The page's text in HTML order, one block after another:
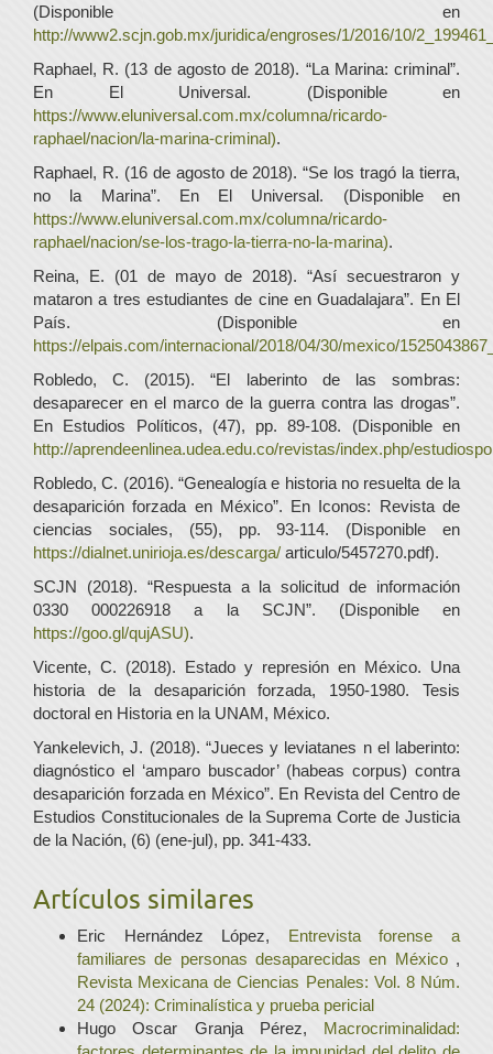
(Disponible en
http://www2.scjn.gob.mx/juridica/engroses/1/2016/10/
Raphael, R. (13 de agosto de 2018). “La Marina: criminal”.
En El Universal. (Disponible en
https://www.eluniversal.com.mx/columna/ricardo-
raphael/nacion/la-marina-criminal).
Raphael, R. (16 de agosto de 2018). “Se los tragó la tierra,
no la Marina”. En El Universal. (Disponible en
https://www.eluniversal.com.mx/columna/ricardo-
raphael/nacion/se-los-trago-la-tierra-no-la-marina).
Reina, E. (01 de mayo de 2018). “Así secuestraron y
mataron a tres estudiantes de cine en Guadalajara”. En El
País. (Disponible en
https://elpais.com/internacional/2018/04/30/mexico/
Robledo, C. (2015). “El laberinto de las sombras:
desaparecer en el marco de la guerra contra las drogas”.
En Estudios Políticos, (47), pp. 89-108. (Disponible en
http://aprendeenlinea.udea.edu.co/revistas/index.php/
Robledo, C. (2016). “Genealogía e historia no resuelta de la
desaparición forzada en México”. En Iconos: Revista de
ciencias sociales, (55), pp. 93-114. (Disponible en
https://dialnet.unirioja.es/descarga/ articulo/5457270.pdf).
SCJN (2018). “Respuesta a la solicitud de información
0330 000226918 a la SCJN”. (Disponible en
https://goo.gl/qujASU).
Vicente, C. (2018). Estado y represión en México. Una
historia de la desaparición forzada, 1950-1980. Tesis
doctoral en Historia en la UNAM, México.
Yankelevich, J. (2018). “Jueces y leviatanes n el laberinto:
diagnóstico el ‘amparo buscador’ (habeas corpus) contra
desaparición forzada en México”. En Revista del Centro de
Estudios Constitucionales de la Suprema Corte de Justicia
de la Nación, (6) (ene-jul), pp. 341-433.
Artículos similares
Eric Hernández López, Entrevista forense a
familiares de personas desaparecidas en México ,
Revista Mexicana de Ciencias Penales: Vol. 8 Núm.
24 (2024): Criminalística y prueba pericial
Hugo Oscar Granja Pérez, Macrocriminalidad: